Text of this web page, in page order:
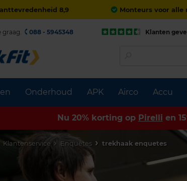
8,9 Monteurs voor alle
Onderhoud APK Airco Accu
graag. 088 - 5945348 Klanten
Nu 20% korting op Pirelli en
Klantenservice Enquêtes trekhaak enquetes